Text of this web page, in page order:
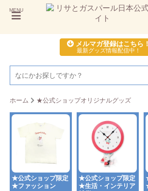
MENU
メルマガ登録はこちら！
最新グッズ情報配信中！
ホーム ★公式ショップオリジナルグッズ
★公式ショップ限定
★ファッション
★公式ショップ限定
★生活・インテリア